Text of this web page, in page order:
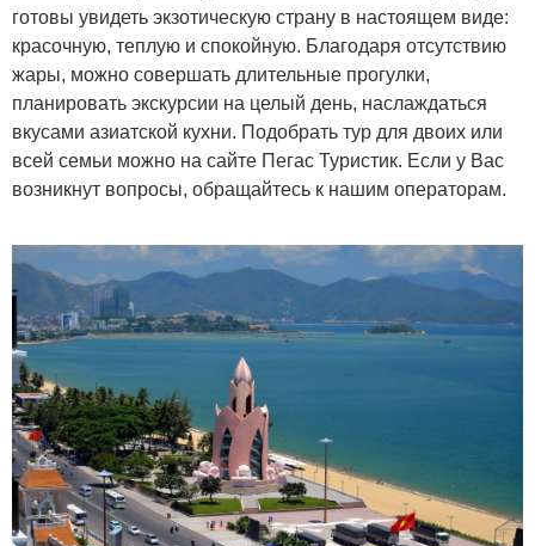
готовы увидеть экзотическую страну в настоящем виде:
красочную, теплую и спокойную. Благодаря отсутствию
жары, можно совершать длительные прогулки,
планировать экскурсии на целый день, наслаждаться
вкусами азиатской кухни. Подобрать тур для двоих или
всей семьи можно на сайте Пегас Туристик. Если у Вас
возникнут вопросы, обращайтесь к нашим операторам.